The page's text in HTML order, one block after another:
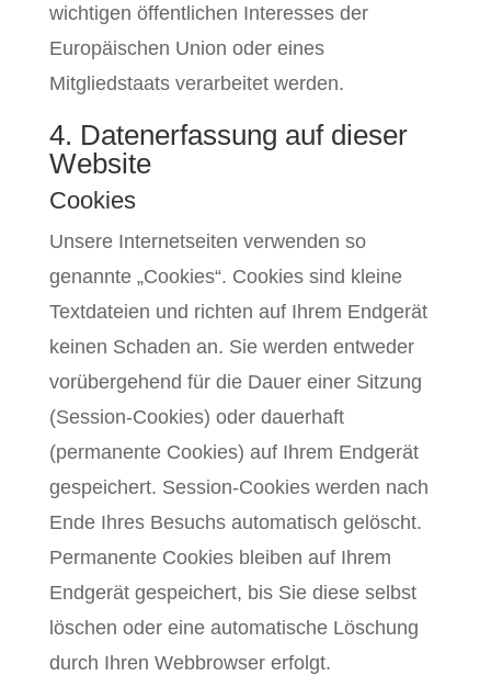
wichtigen öffentlichen Interesses der
Europäischen Union oder eines
Mitgliedstaats verarbeitet werden.
4. Datenerfassung auf dieser
Website
Cookies
Unsere Internetseiten verwenden so
genannte „Cookies“. Cookies sind kleine
Textdateien und richten auf Ihrem Endgerät
keinen Schaden an. Sie werden entweder
vorübergehend für die Dauer einer Sitzung
(Session-Cookies) oder dauerhaft
(permanente Cookies) auf Ihrem Endgerät
gespeichert. Session-Cookies werden nach
Ende Ihres Besuchs automatisch gelöscht.
Permanente Cookies bleiben auf Ihrem
Endgerät gespeichert, bis Sie diese selbst
löschen oder eine automatische Löschung
durch Ihren Webbrowser erfolgt.